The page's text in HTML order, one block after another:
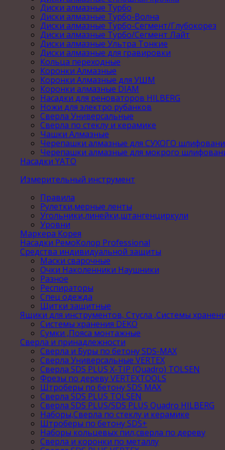
Диски алмазные Турбо
Диски алмазные Турбо-Волна
Диски алмазные Турбо-Сегмент/Глубокорез
Диски алмазные Турбо/Сегмент Лайт
Диски алмазные Ультра Тонкие
Диски алмазные для гравировки
Кольца переходные
Коронки Алмазные
Коронки Алмазные для УШМ
Коронки алмазные DIAM
Насадки для реноваторов HILBERG
Ножи для электро рубанков
Сверла Универсальные
Сверла по стеклу и керамике
Чашки Алмазные
Черепашки алмазные для СУХОГО
Черепашки алмазные для мокрого
Насадки YATO
Измерительный инструмент
Правила
Рулетки,мерные ленты
Угольники,линейки,штангенциркули
Уровни
Маркера Корея
Насадки РемоКолор Professional
Средства индивидуальной защиты
Маски сварочные
Очки Наколенники Наушники
Разное
Респираторы
Спец одежда
Щитки защитные
Ящики для инструментов, Стусла ,Системы
Системы хранения DEKO
Сумки ,Пояса монтажные
Сверла и принадлежности
Сверла и Буры по бетону SDS-MAX
Сверла Универсальные VERTEX
Сверла SDS PLUS X-TIP (Quadro) TOLSEN
Фрезы по дереву VERTEXTOOLS
Штроберы по бетону SDS MAX
Сверла SDS PLUS TOLSEN
Сверла SDS PLUS/SDS PLUS Quadro HILBERG
Наборы,Сверла по стеклу и керамике
Штроберы по бетону SDS+
Наборы кольцевых пил,сверла по дереву
Сверла и коронки по металлу